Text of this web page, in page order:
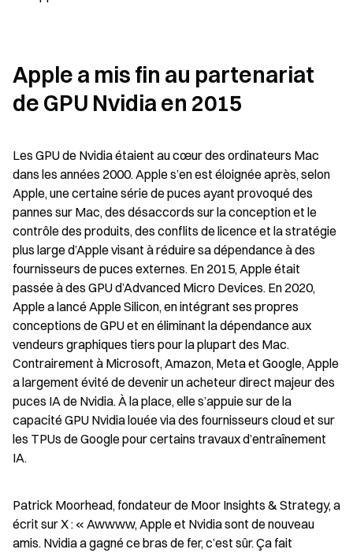
Apple a mis fin au partenariat
de GPU Nvidia en 2015
Les GPU de Nvidia étaient au cœur des ordinateurs Mac
dans les années 2000. Apple s’en est éloignée après, selon
Apple, une certaine série de puces ayant provoqué des
pannes sur Mac, des désaccords sur la conception et le
contrôle des produits, des conflits de licence et la stratégie
plus large d’Apple visant à réduire sa dépendance à des
fournisseurs de puces externes. En 2015, Apple était
passée à des GPU d’Advanced Micro Devices. En 2020,
Apple a lancé Apple Silicon, en intégrant ses propres
conceptions de GPU et en éliminant la dépendance aux
vendeurs graphiques tiers pour la plupart des Mac.
Contrairement à Microsoft, Amazon, Meta et Google, Apple
a largement évité de devenir un acheteur direct majeur des
puces IA de Nvidia. À la place, elle s’appuie sur de la
capacité GPU Nvidia louée via des fournisseurs cloud et sur
les TPUs de Google pour certains travaux d’entraînement
IA.
Patrick Moorhead, fondateur de Moor Insights & Strategy, a
écrit sur X : « Awwww, Apple et Nvidia sont de nouveau
amis. Nvidia a gagné ce bras de fer, c’est sûr. Ça fait